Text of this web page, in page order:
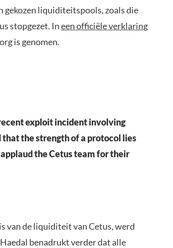
gekozen liquiditeitspools, zoals die
stopgezet. Ineen officiële verklaring
is genomen.
exploit incident involving
that the strength of a protocol lies
the Cetus team for their
van de liquiditeit van Cetus, werd
benadrukt verder dat alle